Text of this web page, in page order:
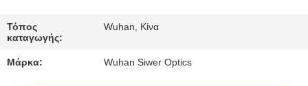
ΜΑΣ
ΕΛΆΤΕ
Τόπος
καταγωγής:
Wuhan, Κίνα
Μάρκα: Wuhan Siwer Optics